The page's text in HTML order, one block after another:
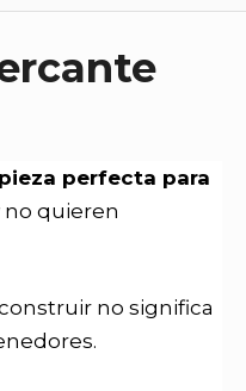
pieza perfecta para
quieren
no significa